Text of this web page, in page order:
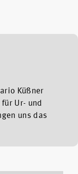
Küßner
Ur- und
uns das